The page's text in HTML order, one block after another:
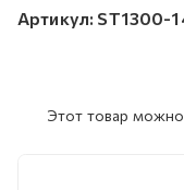
Артикул: ST1300-
Этот товар